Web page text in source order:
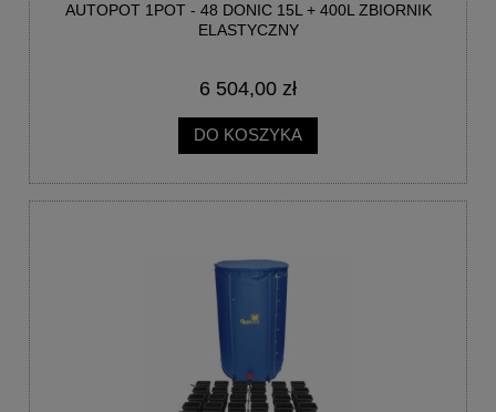
AUTOPOT 1POT - 48 DONIC 15L + 400L ZBIORNIK
ELASTYCZNY
6 504,00 zł
DO KOSZYKA